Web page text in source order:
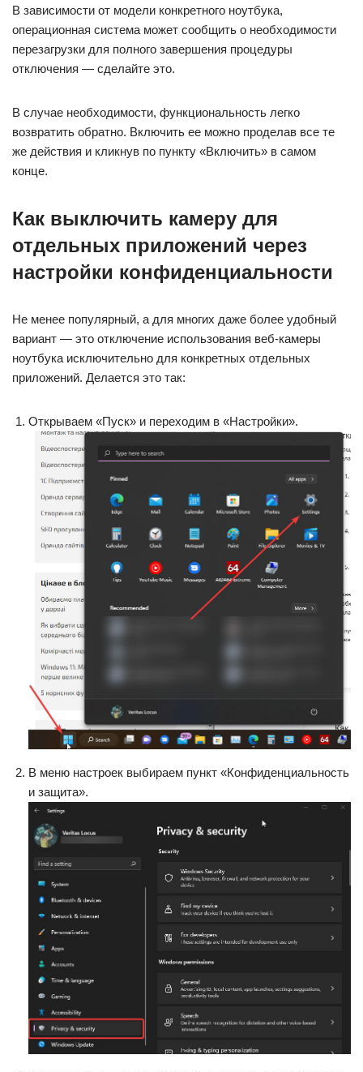
В зависимости от модели конкретного ноутбука,
операционная система может сообщить о необходимости
перезагрузки для полного завершения процедуры
отключения — сделайте это.
В случае необходимости, функциональность легко
возвратить обратно. Включить ее можно проделав все те
же действия и кликнув по пункту «Включить» в самом
конце.
Как выключить камеру для
отдельных приложений через
настройки конфиденциальности
Не менее популярный, а для многих даже более удобный
вариант — это отключение использования веб-камеры
ноутбука исключительно для конкретных отдельных
приложений. Делается это так:
Открываем «Пуск» и переходим в «Настройки».
В меню настроек выбираем пункт «Конфиденциальность
и защита».